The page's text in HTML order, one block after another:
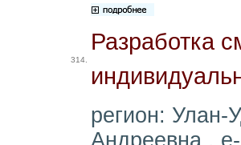
314.
Разработка
регион: Улан-
Андреевна ,